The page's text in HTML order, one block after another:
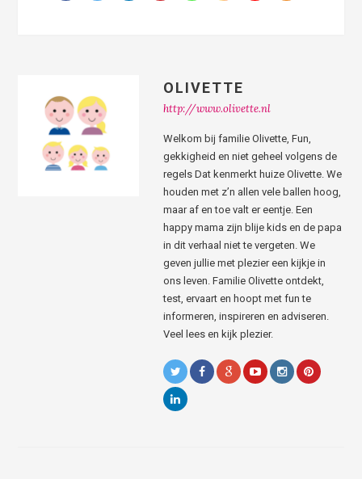
OLIVETTE
http://www.olivette.nl
Welkom bij familie Olivette, Fun,
gekkigheid en niet geheel volgens de
regels Dat kenmerkt huize Olivette. We
houden met z’n allen vele ballen hoog,
maar af en toe valt er eentje. Een
happy mama zijn blije kids en de papa
in dit verhaal niet te vergeten. We
geven jullie met plezier een kijkje in
ons leven. Familie Olivette ontdekt,
test, ervaart en hoopt met fun te
informeren, inspireren en adviseren.
Veel lees en kijk plezier.